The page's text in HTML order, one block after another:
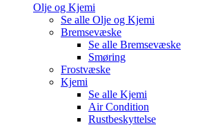
Olje og Kjemi
Se alle Olje og Kjemi
Bremsevæske
Se alle Bremsevæske
Smøring
Frostvæske
Kjemi
Se alle Kjemi
Air Condition
Rustbeskyttelse